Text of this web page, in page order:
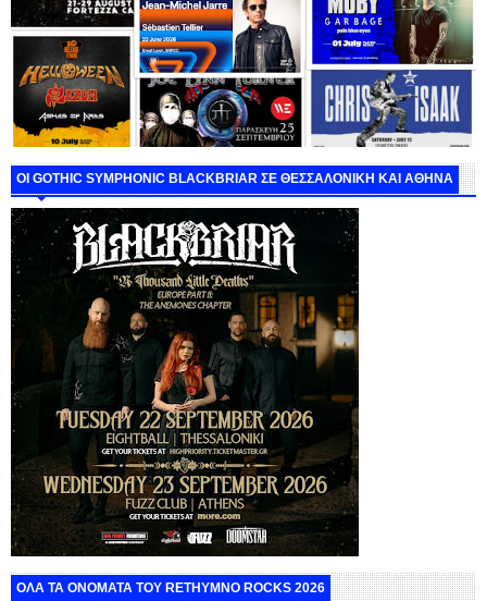
ΟΙ GOTHIC SYMPHONIC BLACKBRIAR ΣΕ ΘΕΣΣΑΛΟΝΙΚΗ ΚΑΙ ΑΘΗΝΑ
ΟΛΑ ΤΑ ΟΝΟΜΑΤΑ ΤΟΥ RETHYMNO ROCKS 2026